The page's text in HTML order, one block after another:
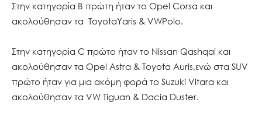
Στην κατηγορία Β πρώτη ήταν το Opel Corsa και
ακολούθησαν τα ToyotaYaris & VWPolo.
Στην κατηγορία C πρώτο ήταν το Nissan Qashqai και
ακολούθησαν τα Opel Astra & Toyota Auris,ενώ στα SUV
πρώτο ήταν για μια ακόμη φορά το Suzuki Vitara και
ακολούθησαν τα VW Tiguan & Dacia Duster.